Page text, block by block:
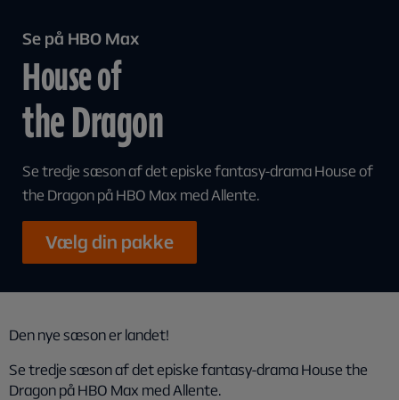
Se på HBO Max
House of
the Dragon
Se tredje sæson af det episke fantasy-drama House of
the Dragon på HBO Max med Allente.
Vælg din pakke
Den nye sæson er landet!
Se tredje sæson af det episke fantasy-drama House the
Dragon på HBO Max med Allente.